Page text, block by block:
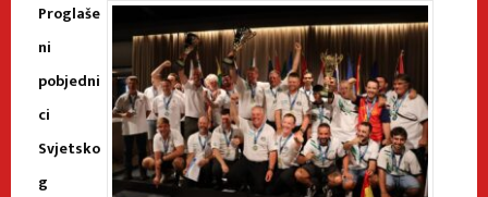
Proglaše
ni
pobjedni
ci
Svjetsko
g